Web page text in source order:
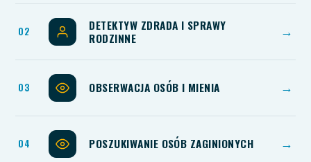
DETEKTYW ZDRADA I SPRAWY
RODZINNE →
OBSERWACJA OSÓB I MIENIA →
POSZUKIWANIE OSÓB ZAGINIONYCH →